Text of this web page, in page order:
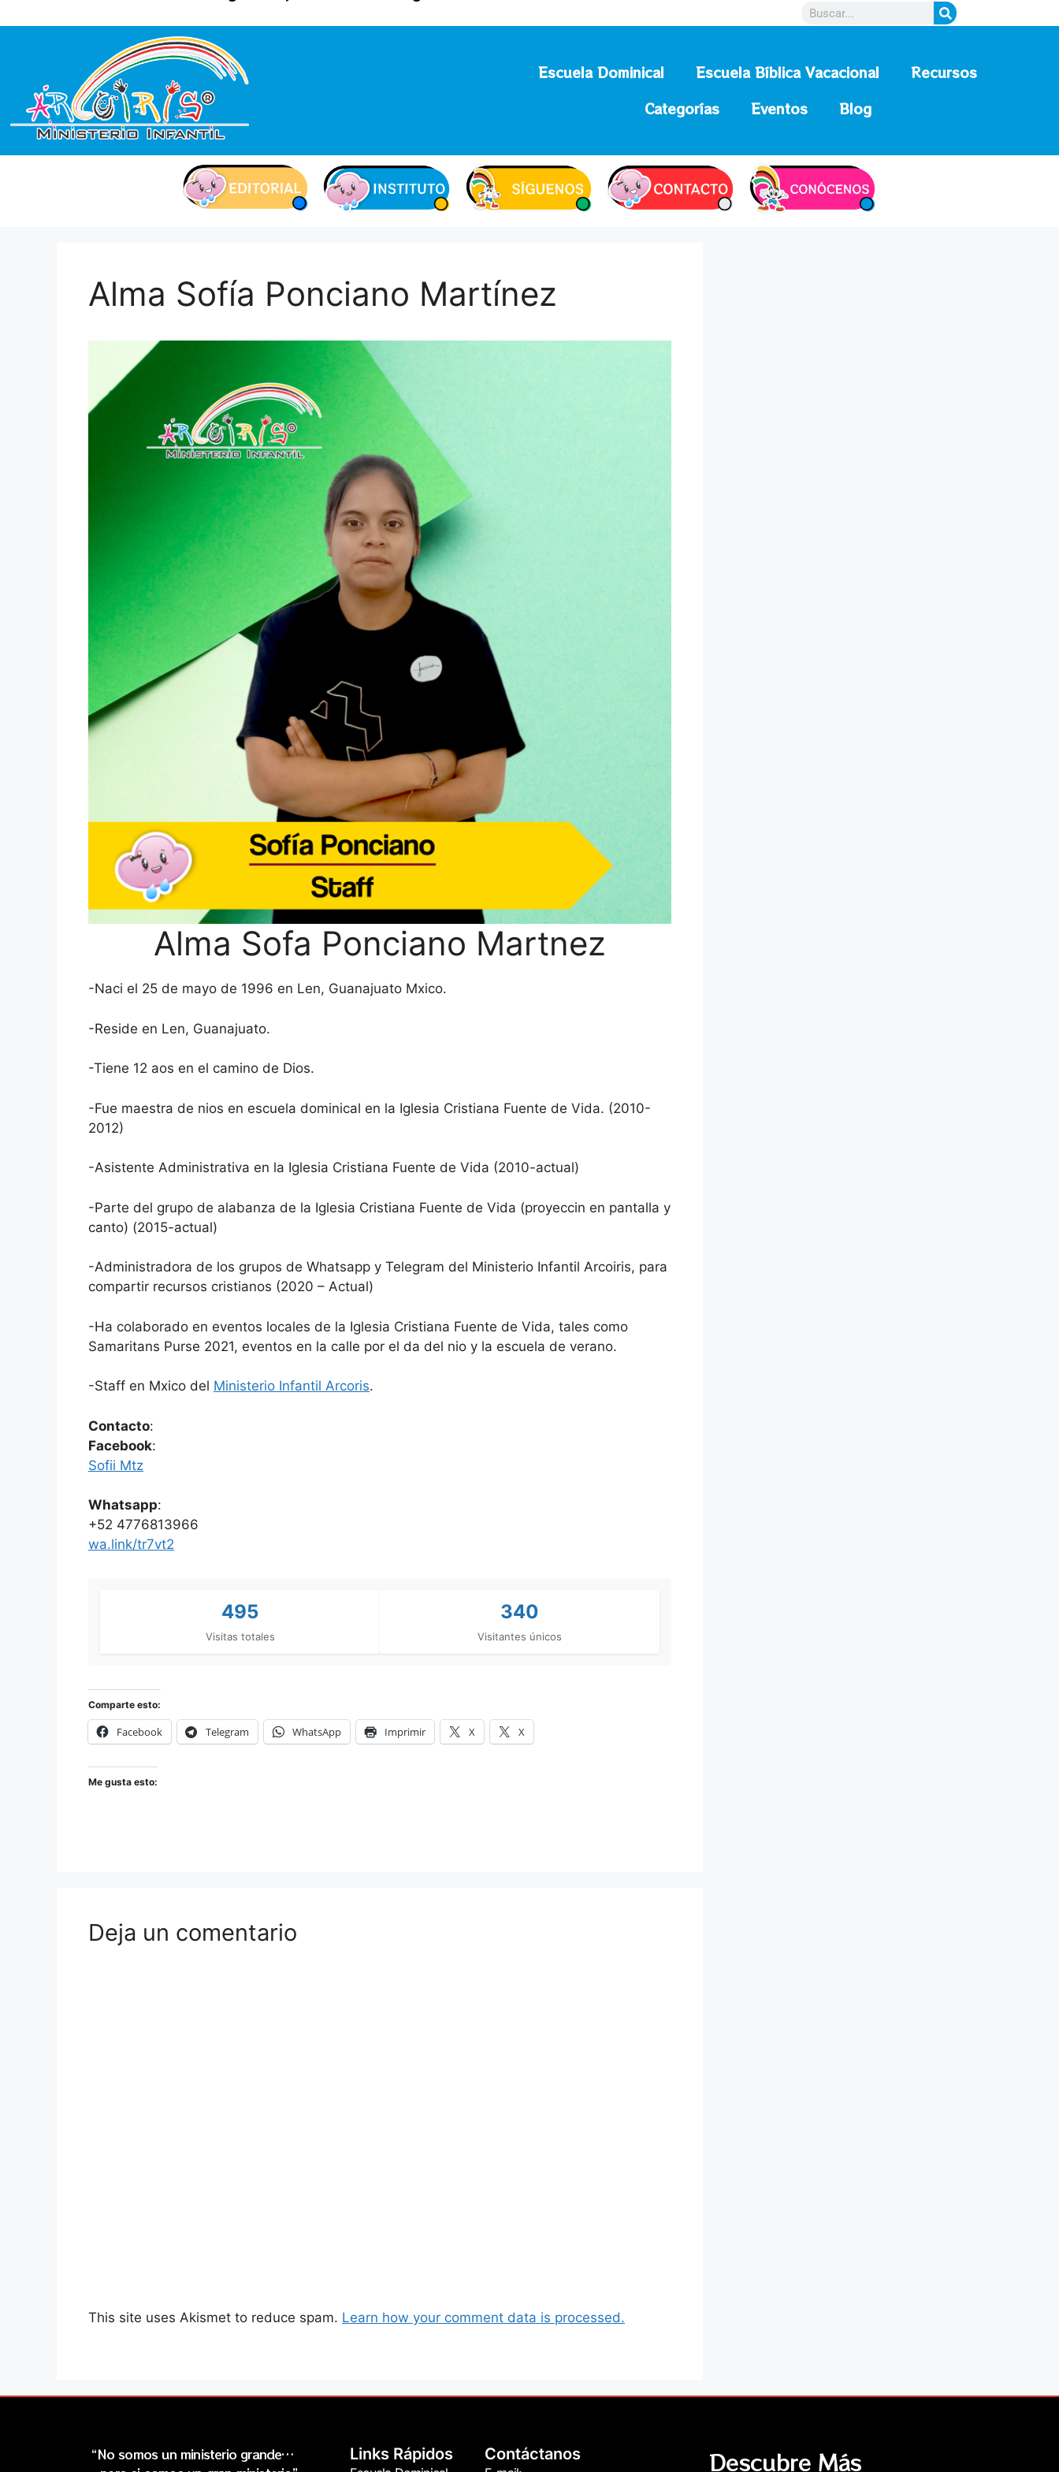
Escuela Dominical Escuela Bíblica Vacacional
Recursos
Categorías
Eventos Blog
Alma Sofía Ponciano Martínez
Alma Sofa Ponciano Martnez
-Naci el 25 de mayo de 1996 en Len, Guanajuato Mxico.
-Reside en Len, Guanajuato.
-Tiene 12 aos en el camino de Dios.
-Fue maestra de nios en escuela dominical en la Iglesia Cristiana Fuente de Vida. (2010-
2012)
-Asistente Administrativa en la Iglesia Cristiana Fuente de Vida (2010-actual)
-Parte del grupo de alabanza de la Iglesia Cristiana Fuente de Vida (proyeccin en pantalla y
canto) (2015-actual)
-Administradora de los grupos de Whatsapp y Telegram del Ministerio Infantil Arcoiris, para
compartir recursos cristianos (2020 – Actual)
-Ha colaborado en eventos locales de la Iglesia Cristiana Fuente de Vida, tales como
Samaritans Purse 2021, eventos en la calle por el da del nio y la escuela de verano.
-Staff en Mxico del Ministerio Infantil Arcoris.
Contacto:
Facebook:
Sofii Mtz
Whatsapp:
+52 4776813966
wa.link/tr7vt2
495
Visitas totales
340
Visitantes únicos
Comparte esto:
Facebook Telegram WhatsApp Imprimir X X
Me gusta esto:
Deja un comentario
This site uses Akismet to reduce spam. Learn how your comment data is processed.
“No somos un ministerio grande…
Links Rápidos Contáctanos Descubre Más